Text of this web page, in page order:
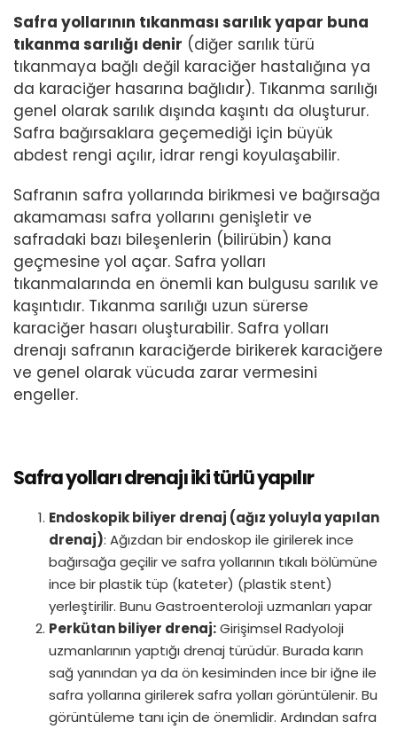
Safra yollarının tıkanması sarılık yapar buna
tıkanma sarılığı denir (diğer sarılık türü
tıkanmaya bağlı değil karaciğer hastalığına ya
da karaciğer hasarına bağlıdır). Tıkanma sarılığı
genel olarak sarılık dışında kaşıntı da oluşturur.
Safra bağırsaklara geçemediği için büyük
abdest rengi açılır, idrar rengi koyulaşabilir.
Safranın safra yollarında birikmesi ve bağırsağa
akamaması safra yollarını genişletir ve
safradaki bazı bileşenlerin (bilirübin) kana
geçmesine yol açar. Safra yolları
tıkanmalarında en önemli kan bulgusu sarılık ve
kaşıntıdır. Tıkanma sarılığı uzun sürerse
karaciğer hasarı oluşturabilir. Safra yolları
drenajı safranın karaciğerde birikerek karaciğere
ve genel olarak vücuda zarar vermesini
engeller.
Safra yolları drenajı iki türlü yapılır
Endoskopik biliyer drenaj (ağız yoluyla yapılan
drenaj): Ağızdan bir endoskop ile girilerek ince
bağırsağa geçilir ve safra yollarının tıkalı bölümüne
ince bir plastik tüp (kateter) (plastik stent)
yerleştirilir. Bunu Gastroenteroloji uzmanları yapar
Perkütan biliyer drenaj:Girişimsel Radyoloji
uzmanlarının yaptığı drenaj türüdür. Burada karın
sağ yanından ya da ön kesiminden ince bir iğne ile
safra yollarına girilerek safra yolları görüntülenir. Bu
görüntüleme tanı için de önemlidir. Ardından safra